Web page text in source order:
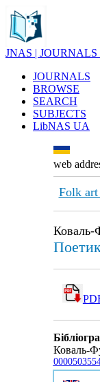
JNAS |
JOURNALS
BROWSE
SEARCH
SUBJECTS
LibNAS UA
web
Folk art
Коваль-
Коваль-